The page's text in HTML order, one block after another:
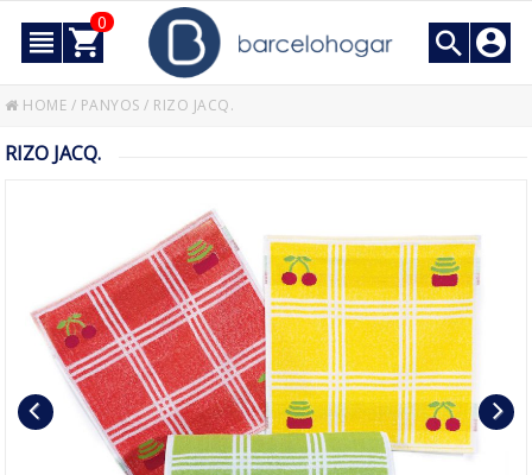
0
HOME / PANYOS / RIZO JACQ.
RIZO JACQ.